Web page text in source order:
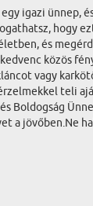
igazi
hogy
és
közös
vagy
teli
Boldogság
a